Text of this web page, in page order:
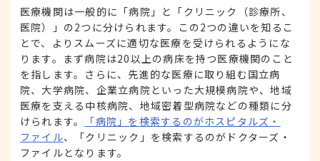
医療機関は一般的に「病院」と「クリニック（診療所、
医院）」の2つに分けられます。この2つの違いを知るこ
とで、よりスムーズに適切な医療を受けられるようにな
ります。まず病院は20以上の病床を持つ医療機関のこと
を指します。さらに、先進的な医療に取り組む国立病
院、大学病院、企業立病院といった大規模病院や、地域
医療を支える中核病院、地域密着型病院などの種類に分
けられます。
「病院」を検索するのがホスピタルズ・
ファイル、「クリニック」を検索するのがドクターズ・
ファイルとなります。